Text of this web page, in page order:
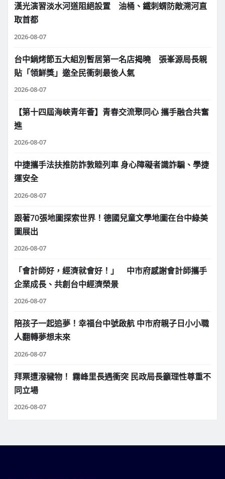
漢光演習淡水河道阻絕設置 油桶、鐵刺蝟防敵溯河直
取首都
2026-08-07
台中鍋烤節五大組別暫居第一名店揭曉 張峯源局長親
貼「領鮮獎」邀全民衝刺最後人氣
2026-08-07
【第十四屆海峽青年薈】青春交流聚同心 攜手融合共奮
進
2026-08-07
中捷攜手法扶推防詐敦睦列車 身心障礙者識詐騙、學捷
運安全
2026-08-07
跟著70張地圖探索世界！德國兒童文學地圖在台中綠美
圖展出
2026-08-07
「會計師好，經濟就會好！」 中市府感謝會計師攜手
企業成長、共創台中經濟榮景
2026-08-07
陪孩子一起追夢！幸福台中號啟航 中市府親子日小小職
人翻轉夢想未來
2026-08-07
拜票遭潑穢物！ 霧峰里長遇衝突 民政局長籲理性尊重不
同立場
2026-08-07